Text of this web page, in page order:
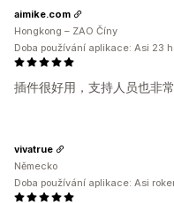
插件很好用，支持人员也非
aimike.com
Hongkong – ZAO Číny
Doba používání aplikace: Asi 23
vivatrue
Německo
Doba používání aplikace: Asi